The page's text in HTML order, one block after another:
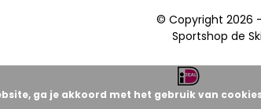
© Copyright 2026
Sportshop de
ga je akkoord met het gebruik van